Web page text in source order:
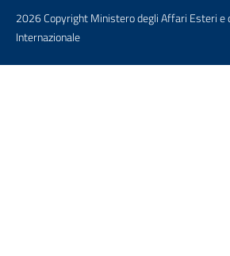
2026 Copyright Ministero degli Affari Esteri e
Internazionale